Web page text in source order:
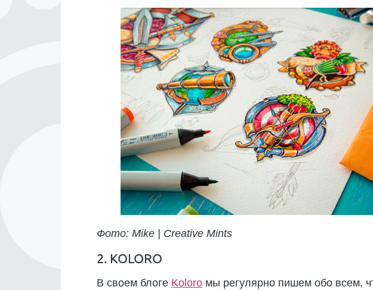
Фото: Mike | Creative Mints
2. KOLORO
В своем блоге Koloro мы регулярно пишем обо всем,